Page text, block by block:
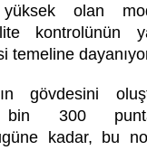
olan
kontrolünün
temeline
gövdesini
300 punta
kadar, bu